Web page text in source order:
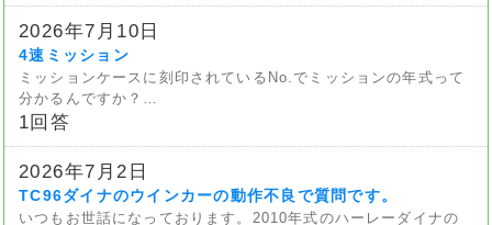
2026年7月10日
4速ミッション
ミッションケースに刻印されているNo.でミッションの年式って
分かるんですか？…
1回答
2026年7月2日
TC96ダイナのウインカーの動作不良で質問です。
いつもお世話になっております。2010年式のハーレーダイナの